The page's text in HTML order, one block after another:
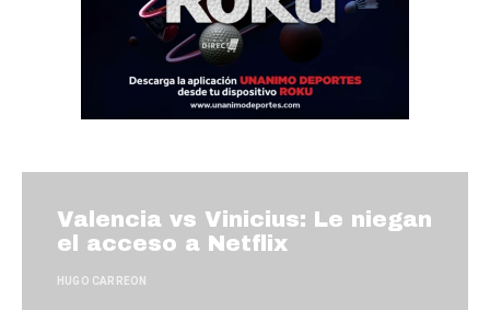
Valencia vs Vinicius: Le niegan
el acceso a Netflix
HUGO CARREON